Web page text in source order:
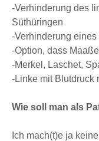
-Verhinderung des
Süthüringen
-Verhinderung
-Option, dass
-Merkel, Laschet,
-Linke mit Blutdruck
Wie soll man als
Ich mach(t)e ja